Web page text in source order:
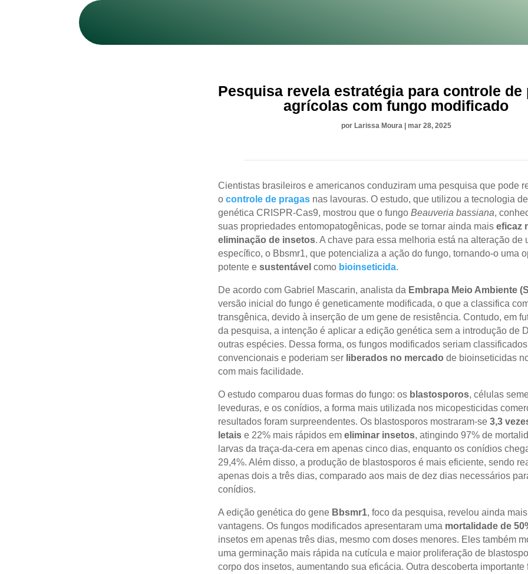
Pesquisa revela estratégia para controle de
agrícolas com fungo modificado
por Larissa Moura | mar 28, 2025
Cientistas brasileiros e americanos conduziram uma pesquisa que pode
o controle de pragasnas lavouras. O estudo, que utilizou a tecnologia
genética CRISPR-Cas9, mostrou que o fungo Beauveria bassiana,
suas propriedades entomopatogênicas, pode se tornar ainda mais eficaz
eliminação de insetos. A chave para essa melhoria está na alteração de
específico, o Bbsmr1, que potencializa a ação do fungo, tornando-o uma
potente e sustentável como bioinseticida.
De acordo com Gabriel Mascarin, analista da Embrapa Meio Ambiente
versão inicial do fungo é geneticamente modificada, o que a classifica
transgênica, devido à inserção de um gene de resistência. Contudo, em
da pesquisa, a intenção é aplicar a edição genética sem a introdução de
outras espécies. Dessa forma, os fungos modificados seriam
convencionais e poderiam ser liberados no mercado de bioinseticidas
com mais facilidade.
O estudo comparou duas formas do fungo: os blastosporos, células
leveduras, e os conídios, a forma mais utilizada nos micopesticidas
resultados foram surpreendentes. Os blastosporos mostraram-se3,3
letaise 22% mais rápidos emeliminar insetos, atingindo 97% de
larvas da traça-da-cera em apenas cinco dias, enquanto os conídios
29,4%. Além disso, a produção de blastosporos é mais eficiente, sendo
apenas dois a três dias, comparado aos mais de dez dias necessários
conídios.
A edição genética do gene Bbsmr1, foco da pesquisa, revelou ainda mais
vantagens. Os fungos modificados apresentaram uma mortalidade de
insetos em apenas três dias, mesmo com doses menores. Eles também
uma germinação mais rápida na cutícula e maior proliferação de
corpo dos insetos, aumentando sua eficácia. Outra descoberta importante